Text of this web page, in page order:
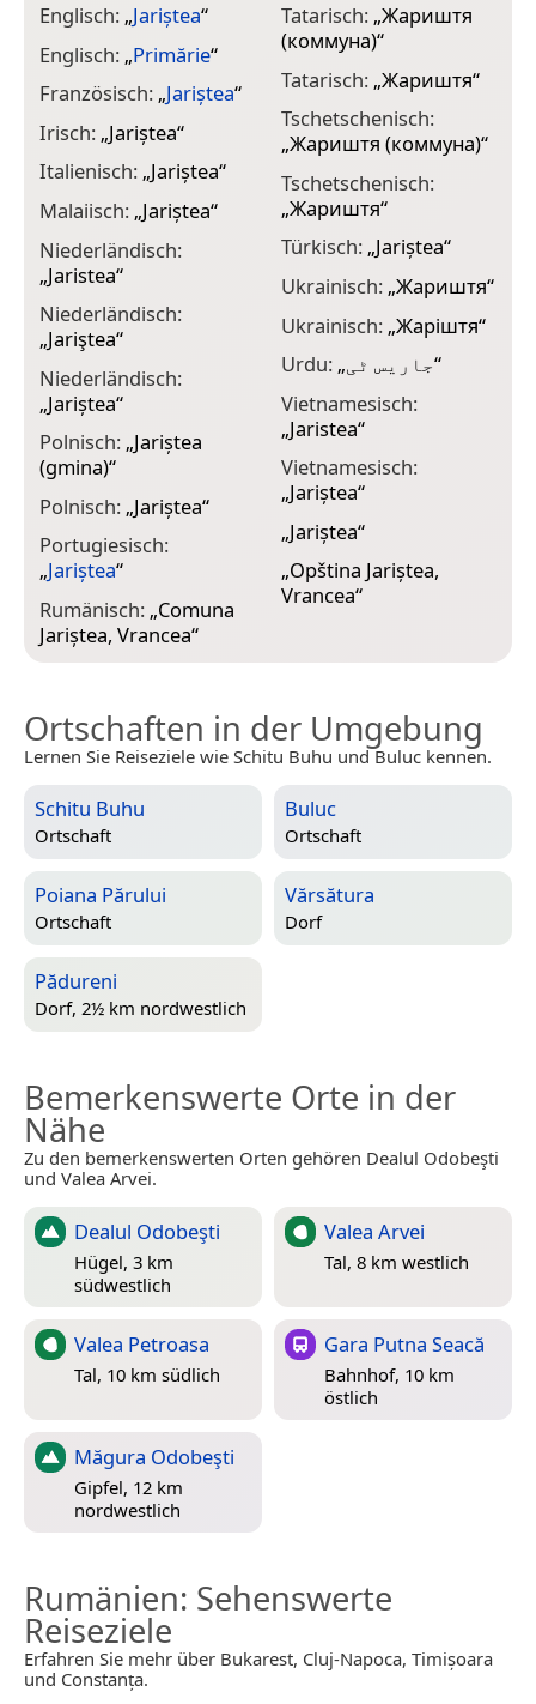
Englisch: „Jariștea“
Englisch: „Primărie“
Französisch: „Jariștea“
Irisch: „Jariștea“
Italienisch: „Jariștea“
Malaiisch: „Jariștea“
Niederländisch:
„Jaristea“
Niederländisch:
„Jariştea“
Niederländisch:
„Jariștea“
Polnisch: „Jariștea
(gmina)“
Polnisch: „Jariștea“
Portugiesisch:
„Jariștea“
Rumänisch: „Comuna
Jariștea, Vrancea“
Tatarisch: „Жариштя
(коммуна)“
Tatarisch: „Жариштя“
Tschetschenisch:
„Жариштя (коммуна)“
Tschetschenisch:
„Жариштя“
Türkisch: „Jariștea“
Ukrainisch: „Жариштя“
Ukrainisch: „Жаріштя“
Urdu: „جاریس ٹی“
Vietnamesisch:
„Jaristea“
Vietnamesisch:
„Jariștea“
„Jariștea“
„Opština Jariștea,
Vrancea“
Ortschaften in der Umgebung
Lernen Sie Reiseziele wie Schitu Buhu und Buluc kennen.
Schitu Buhu
Ortschaft
Buluc
Ortschaft
Poiana Părului
Ortschaft
Vărsătura
Dorf
Pădureni
Dorf, 2½ km nordwestlich
Bemerkenswerte Orte in der
Nähe
Zu den bemerkenswerten Orten gehören Dealul Odobeşti
und Valea Arvei.
Dealul Odobeşti
Hügel, 3 km
südwestlich
Valea Arvei
Tal, 8 km westlich
Valea Petroasa
Tal, 10 km südlich
Gara Putna Seacă
Bahnhof, 10 km
östlich
Măgura Odobeşti
Gipfel, 12 km
nordwestlich
Rumänien: Sehenswerte
Reiseziele
Erfahren Sie mehr über Bukarest, Cluj-Napoca, Timișoara
und Constanța.